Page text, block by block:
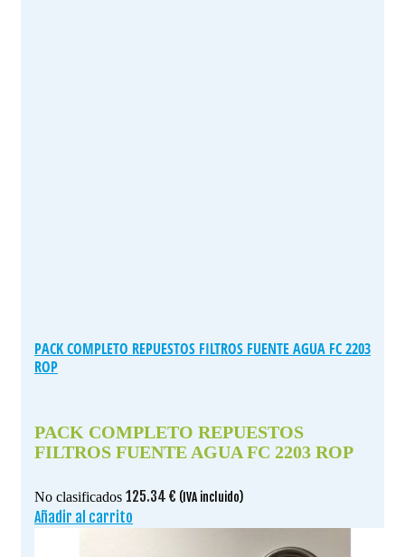
PACK COMPLETO REPUESTOS FILTROS FUENTE AGUA FC 2203
ROP
PACK COMPLETO REPUESTOS
FILTROS FUENTE AGUA FC 2203 ROP
No clasificados 125.34 € (IVA incluido)
Añadir al carrito